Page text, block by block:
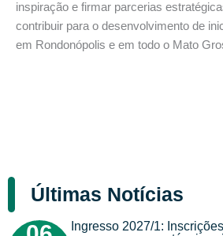
inspiração e firmar parcerias
contribuir para o desenvolvimento de
em Rondonópolis e em todo o Mato
Últimas Notícias
Ingresso 2027/1: